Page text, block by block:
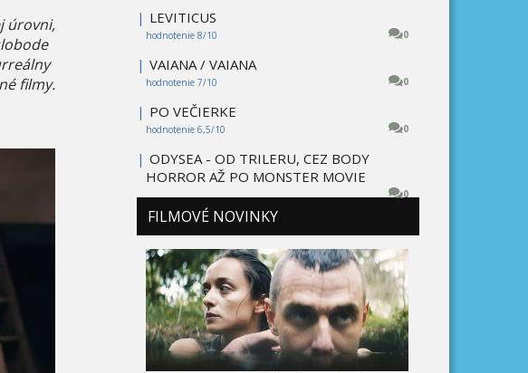
úrovni,
filmy.
| LEVITICUS
0
hodnotenie 8/10
| VAIANA / VAIANA
0
hodnotenie 7/10
| PO VEČIERKE
0
hodnotenie 6,5/10
| ODYSEA - OD TRILERU, CEZ BODY
HORROR AŽ PO MONSTER MOVIE
0
FILMOVÉ NOVINKY